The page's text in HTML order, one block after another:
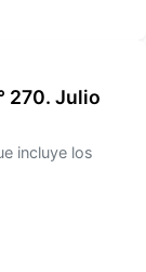
270. Julio
incluye los